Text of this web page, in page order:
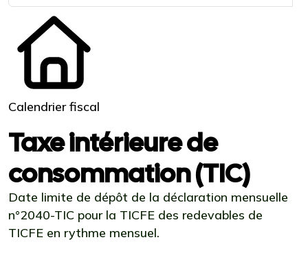
Calendrier fiscal
Taxe intérieure de
consommation (TIC)
Date limite de dépôt de la déclaration mensuelle
n°2040-TIC pour la TICFE des redevables de
TICFE en rythme mensuel.